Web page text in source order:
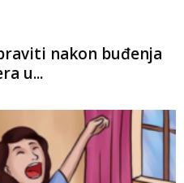
nakon buđenja
u...